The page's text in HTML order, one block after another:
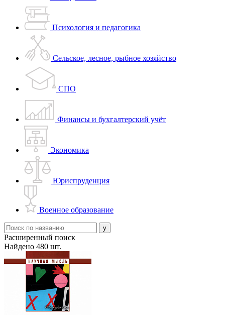
Психология и педагогика
Сельское, лесное, рыбное хозяйство
СПО
Финансы и бухгалтерский учёт
Экономика
Юриспруденция
Военное образование
Расширенный поиск
Найдено 480 шт.